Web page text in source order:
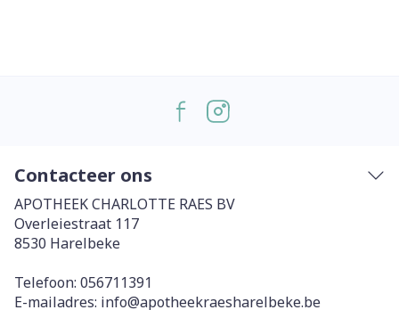
Contacteer ons
APOTHEEK CHARLOTTE RAES BV
Overleiestraat 117
8530 Harelbeke
Telefoon: 056711391
E-mailadres: info@apotheekraesharelbeke.be